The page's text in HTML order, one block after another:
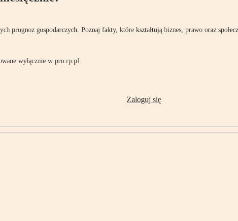
prognoz gospodarczych. Poznaj fakty, które kształtują biznes, prawo oraz
wyłącznie w pro.rp.pl.
Zaloguj się